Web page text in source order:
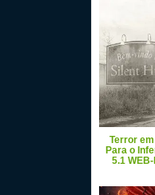
Terror
Para o
5.1